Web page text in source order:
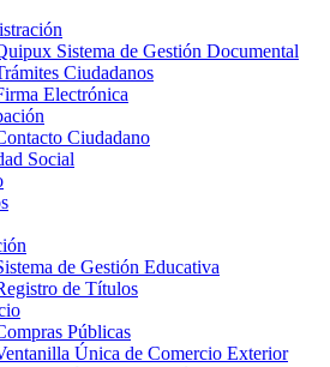
Sistema de Gestión Documental
Ciudadanos
Electrónica
Ciudadano
Social
de Gestión Educativa
de Títulos
Públicas
Única de Comercio Exterior